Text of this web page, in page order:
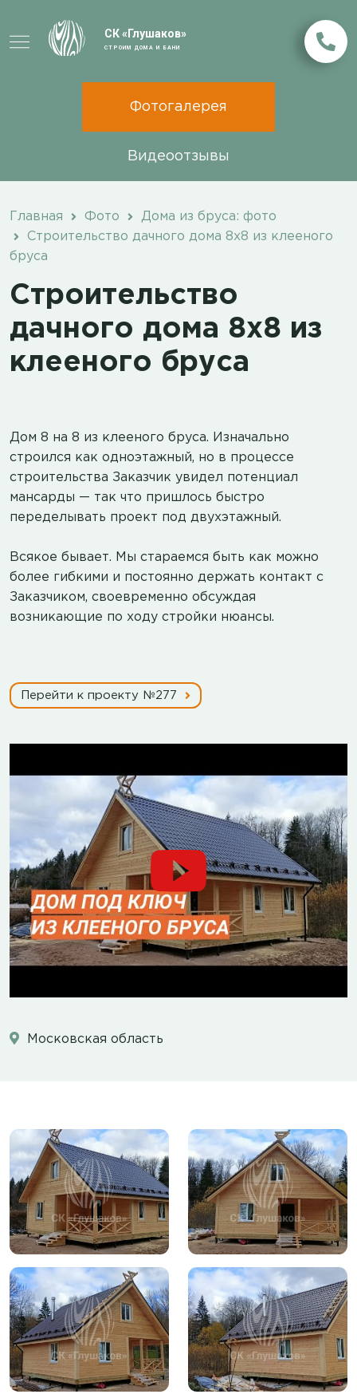
СК «Глушаков»
СТРОИМ ДОМА И БАНИ
Фотогалерея
Видеоотзывы
Главная Фото
Дома из бруса: фото
Строительство дачного дома 8х8 из клееного
бруса
Строительство
дачного дома 8х8 из
клееного бруса
Дом 8 на 8 из клееного бруса. Изначально
строился как одноэтажный, но в процессе
строительства Заказчик увидел потенциал
мансарды — так что пришлось быстро
переделывать проект под двухэтажный.
Всякое бывает. Мы стараемся быть как можно
более гибкими и постоянно держать контакт с
Заказчиком, своевременно обсуждая
возникающие по ходу стройки нюансы.
Перейти к проекту №277
Московская область